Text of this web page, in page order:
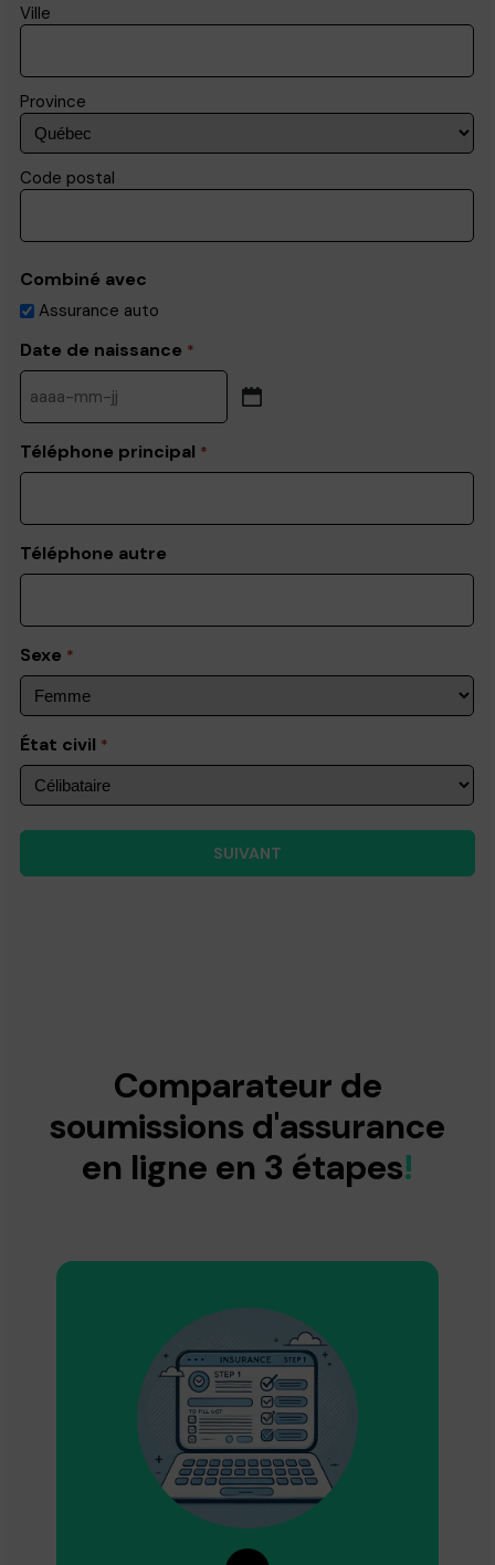
Ville
Province
Code postal
Combiné avec
Assurance auto
Date de naissance *
YYYY
dash
MM
dash
Téléphone principal *
Téléphone autre
Sexe *
État civil *
Comparateur de
soumissions d'assurance
en ligne en 3 étapes!